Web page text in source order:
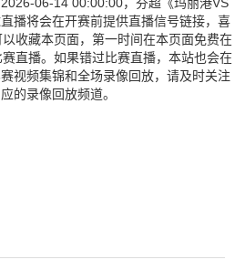
播将会在开赛前提供直播信号链接，喜
收藏本页面，第一时间在本页面免费在
直播。如果错过比赛直播，本站也会在
视频集锦和全场录像回放，请及时关注
的录像回放频道。